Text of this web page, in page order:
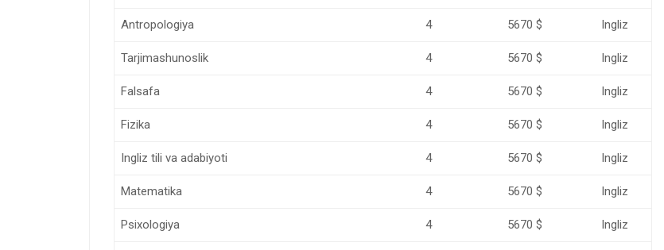
Antropologiya 4 5670 $ Ingliz
Tarjimashunoslik 4 5670 $ Ingliz
Falsafa 4 5670 $ Ingliz
Fizika 4 5670 $ Ingliz
Ingliz tili va adabiyoti 4 5670 $ Ingliz
Matematika 4 5670 $ Ingliz
Psixologiya 4 5670 $ Ingliz